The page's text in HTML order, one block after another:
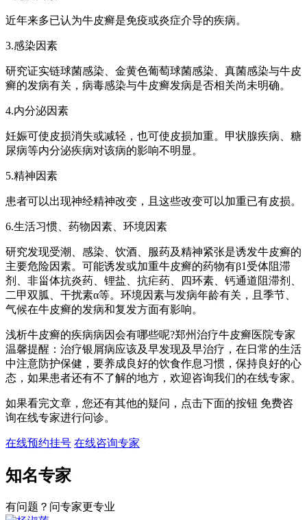
近年来多已认为牛皮癣是免疫或炎症介导的疾病。
3.感染因素
研究证实链球菌感染、金黄色葡萄球菌感染、真菌感染与牛皮
癣的发病有关，病毒感染与牛皮癣发病是否相关尚未明确。
4.内分泌因素
妊娠可使皮损消失或减轻，也可使皮损加重。甲状腺疾病、糖
尿病等内分泌疾病对该病的影响不明显。
5.精神因素
患者可以出现神经精神改变，且这些改变可以加重已有皮损。
6.生活习惯、药物因素、环境因素
研究发现受潮、感染、饮酒、服药及精神紧张是诱发牛皮癣的
主要危险因素。可能诱发或加重牛皮癣的药物有β1受体阻滞
剂、非甾体抗炎药、锂盐、抗疟药、四环素、钙通道阻滞剂、
二甲双胍、干扰素α等。环境因素与发病年龄有关，且季节、
气候在牛皮癣的发病和复发方面有影响。
浅析牛皮癣的疾病病因会有哪些呢?郑州治疗牛皮癣医院专家
温馨提醒：治疗银屑病应该及早发现及早治疗，在日常的生活
中注意防护保健，要养成良好的饮食作息习惯，保持良好的心
态，如果患者还有不了解的地方，欢迎咨询我们的在线专家。
如果看完文章，您还有其他的疑问，点击下面的按钮 免费咨
询在线专家进行问诊。
在线预约挂号 在线咨询专家
知名专家
有问题？问专家更专业